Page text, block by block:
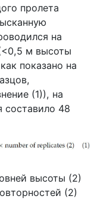
пролета
на
м высоты
показано на
(1)), на
составило 48
высоты (2)
(2)